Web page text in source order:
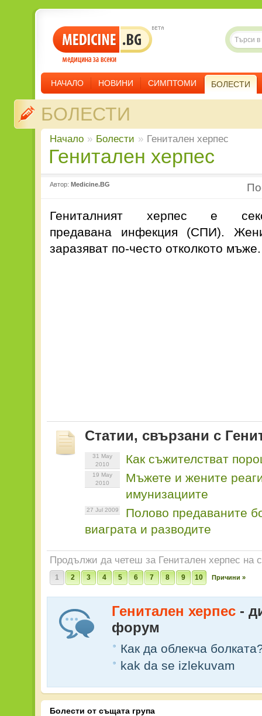
НАЧАЛО НОВИНИ СИМПТОМИ БОЛЕСТИ
БОЛЕСТИ
Начало » Болести » Генитален херпес
Генитален херпес
Автор: Medicine.BG
Гениталният херпес е
предавана инфекция (СПИ).
заразяват по-често отколкото мъже.
Статии, свързани с
31 May
2010
Как съжителстват
19 May
2010
Мъжете и жените
имунизациите
27 Jul 2009
Полово предаваните
виаграта и разводите
Продължи да четеш за Генитален херпес на
1 2 3 4 5 6 7 8 9 10 Причини »
Генитален херпес -
форум
Как да облекча
kak da se izlekuvam
Болести от същата група